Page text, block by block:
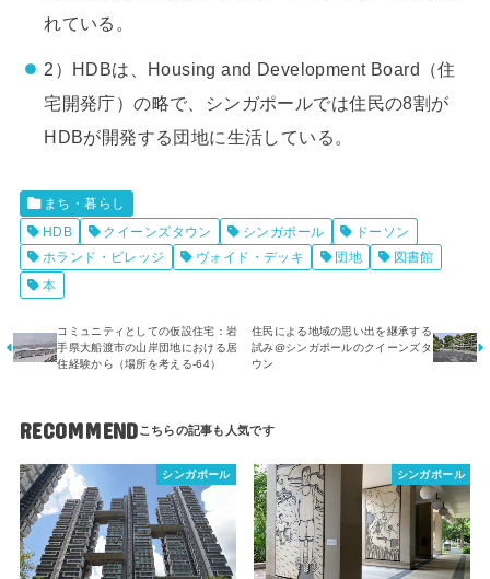
れている。
2）HDBは、Housing and Development Board（住
宅開発庁）の略で、シンガポールでは住民の8割が
HDBが開発する団地に生活している。
まち・暮らし
HDB
クイーンズタウン シンガポール
ドーソン
ホランド・ビレッジ
ヴォイド・デッキ 団地
図書館
本
コミュニティとしての仮設住宅：岩
手県大船渡市の山岸団地における居
住経験から（場所を考える-64）
住民による地域の思い出を継承する
試み@シンガポールのクイーンズタ
ウン
RECOMMEND
シンガポール シンガポール